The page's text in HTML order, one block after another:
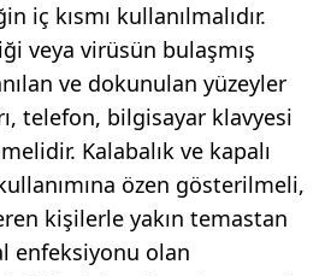
iç kısmı kullanılmalıdır.
veya virüsün bulaşmış
ve dokunulan yüzeyler
telefon, bilgisayar klavyesi
Kalabalık ve kapalı
özen gösterilmeli,
kişilerle yakın temastan
enfeksiyonu olan